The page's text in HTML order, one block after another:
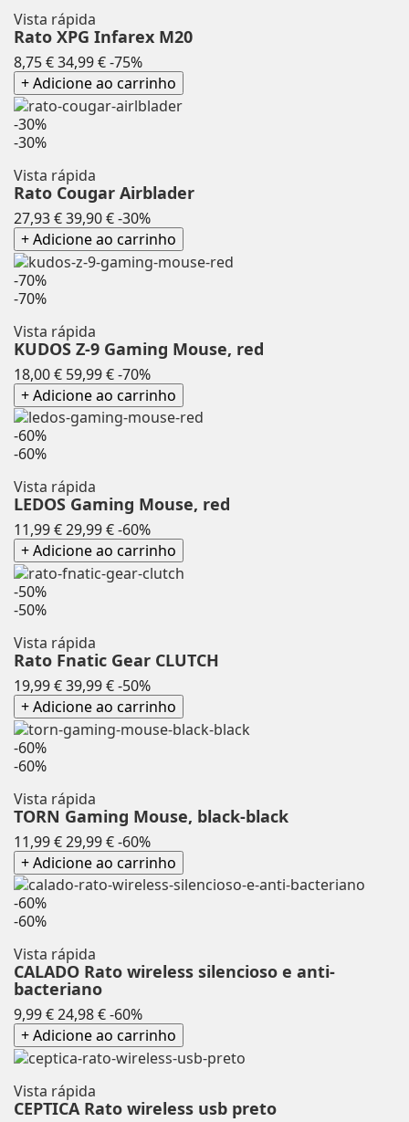
Vista rápida
Rato XPG Infarex M20
8,75 €Preço
normal
34,99 €-75%Preço
+ Adicione ao carrinho
-30%
-30%
Vista rápida
Rato Cougar Airblader
27,93 €Preço
normal
39,90 €-30%Preço
+ Adicione ao carrinho
-70%
-70%
Vista rápida
KUDOS Z-9 Gaming Mouse, red
18,00 € Preço
normal
59,99 €-70%Preço
+ Adicione ao carrinho
-60%
-60%
Vista rápida
LEDOS Gaming Mouse, red
11,99 € Preço
normal
29,99 €-60%Preço
+ Adicione ao carrinho
-50%
-50%
Vista rápida
Rato Fnatic Gear CLUTCH
19,99 €Preço
normal
39,99 €-50%Preço
+ Adicione ao carrinho
-60%
-60%
Vista rápida
TORN Gaming Mouse, black-black
11,99 € Preço
normal
29,99 €-60%Preço
+ Adicione ao carrinho
-60%
-60%
Vista rápida
CALADO Rato wireless silencioso e anti-
bacteriano
9,99 €Preço
normal
24,98 €-60%Preço
+ Adicione ao carrinho
Vista rápida
CEPTICA Rato wireless usb preto